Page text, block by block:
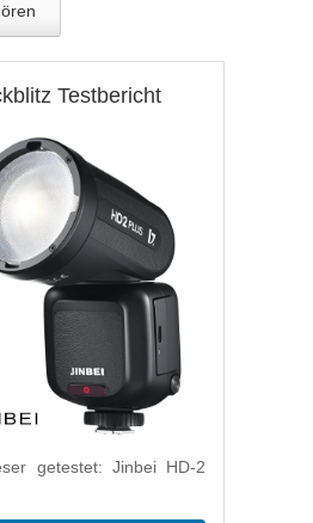
Testbericht
getestet: Jinbei HD-2